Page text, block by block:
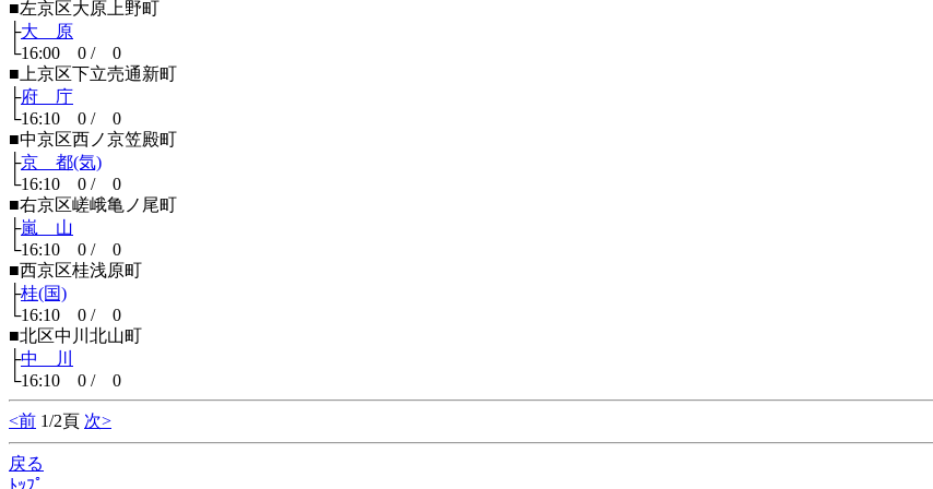
■左京区大原上野町
├大 原
└16:00 0 / 0
■上京区下立売通新町
├府 庁
└16:10 0 / 0
■中京区西ノ京笠殿町
├京 都(気)
└16:10 0 / 0
■右京区嵯峨亀ノ尾町
├嵐 山
└16:10 0 / 0
■西京区桂浅原町
├桂(国)
└16:10 0 / 0
■北区中川北山町
├中 川
└16:10 0 / 0
<前 1/2頁 次>
戻る
ﾄｯﾌﾟ